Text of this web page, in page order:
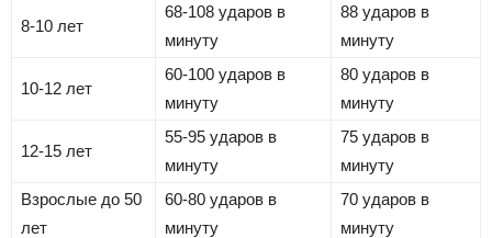
8-10 лет
68-108 ударов в
минуту
88 ударов в
минуту
10-12 лет
60-100 ударов в
минуту
80 ударов в
минуту
12-15 лет
55-95 ударов в
минуту
75 ударов в
минуту
Взрослые до 50
лет
60-80 ударов в
минуту
70 ударов в
минуту